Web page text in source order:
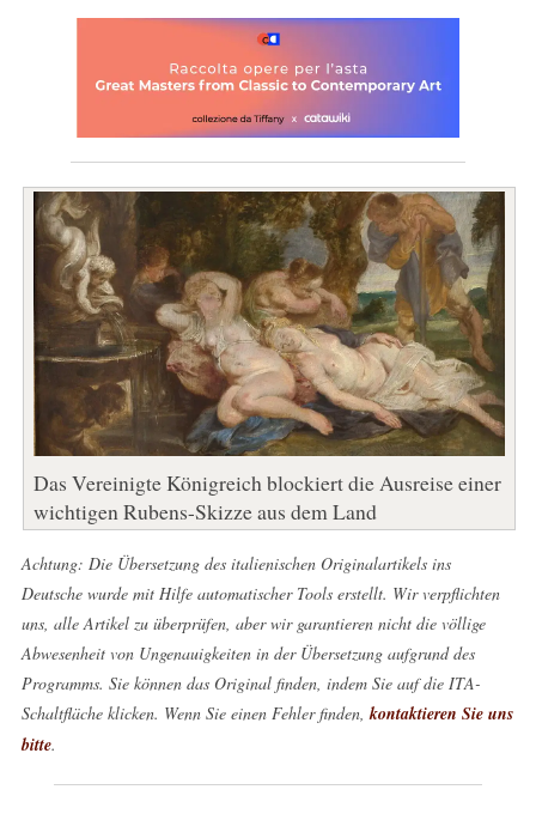
Das Vereinigte Königreich blockiert die Ausreise einer
wichtigen Rubens-Skizze aus dem Land
Achtung: Die Übersetzung des italienischen Originalartikels ins
Deutsche wurde mit Hilfe automatischer Tools erstellt. Wir verpflichten
uns, alle Artikel zu überprüfen, aber wir garantieren nicht die völlige
Abwesenheit von Ungenauigkeiten in der Übersetzung aufgrund des
Programms. Sie können das Original finden, indem Sie auf die ITA-
Schaltfläche klicken. Wenn Sie einen Fehler finden, kontaktieren Sie uns
bitte.